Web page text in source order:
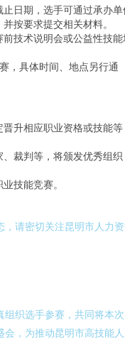
日期，选手可通过承办单
按要求提交相关材料。
技术说明会或公益性技能
，具体时间、地点另行通
升相应职业资格或技能等
裁判等，将颁发优秀组织
技能竞赛。
，请密切关注昆明市人力
组织选手参赛，共同将本
会，为推动昆明市高技能